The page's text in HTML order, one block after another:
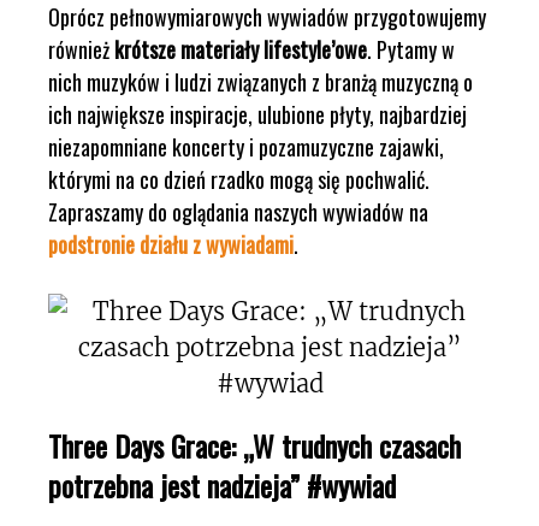
Oprócz pełnowymiarowych wywiadów przygotowujemy
równieżkrótsze materiały lifestyle’owe. Pytamy w
nich muzyków i ludzi związanych z branżą muzyczną o
ich największe inspiracje, ulubione płyty, najbardziej
niezapomniane koncerty i pozamuzyczne zajawki,
którymi na co dzień rzadko mogą się pochwalić.
Zapraszamy do oglądania naszych wywiadów na
podstronie działu z wywiadami.
Three Days Grace: „W trudnych czasach
potrzebna jest nadzieja” #wywiad